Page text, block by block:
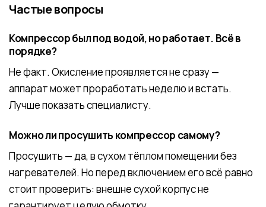
Частые вопросы
Компрессор был под водой, но работает. Всё в
порядке?
Не факт. Окисление проявляется не сразу —
аппарат может проработать неделю и встать.
Лучше показать специалисту.
Можно ли просушить компрессор самому?
Просушить — да, в сухом тёплом помещении без
нагревателей. Но перед включением его всё равно
стоит проверить: внешне сухой корпус не